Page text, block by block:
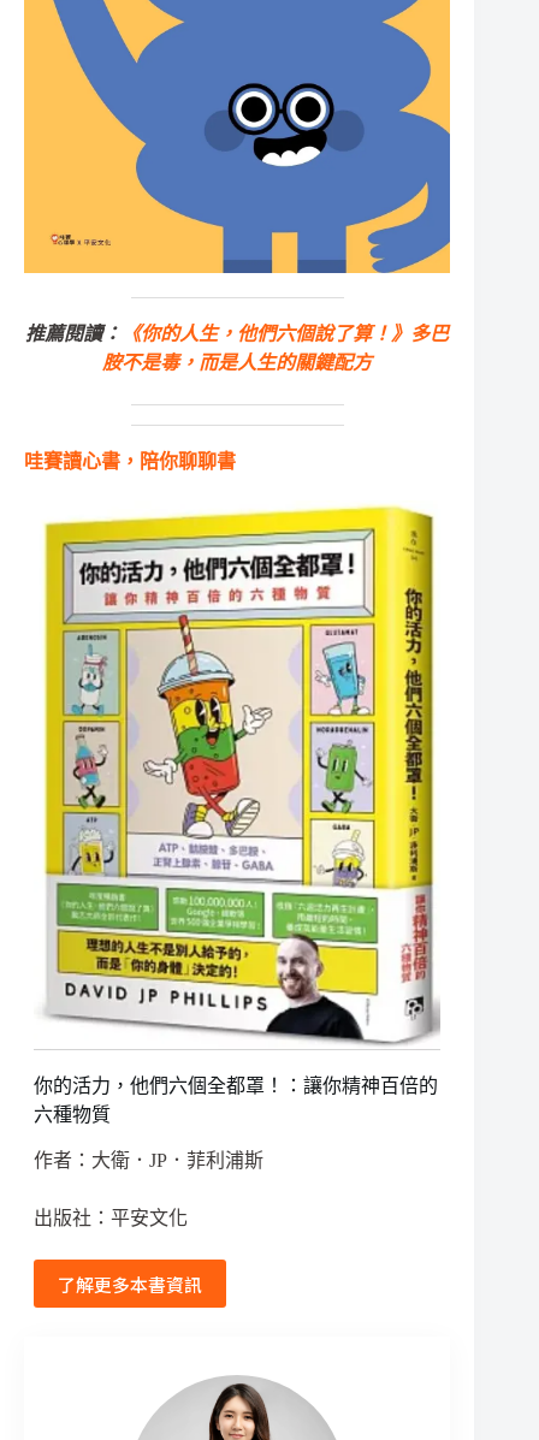
推薦閱讀：
《你的人生，他們六個說了算！》多巴
胺不是毒，而是人生的關鍵配方
哇賽讀心書，陪你聊聊書
你的活力，他們六個全都罩！：讓你精神百倍的
六種物質
作者：大衛．JP．菲利浦斯
出版社：平安文化
了解更多本書資訊